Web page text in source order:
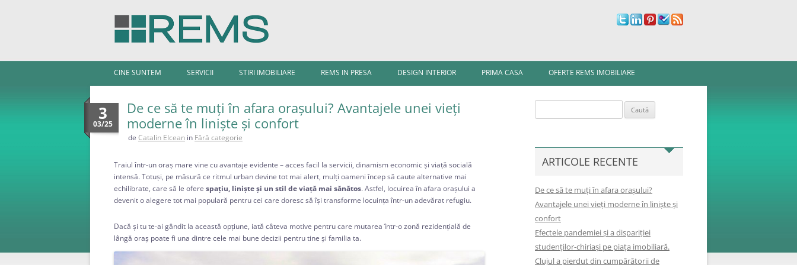
Sari
la
conținut
CINE SUNTEM SERVICII STIRI IMOBILIARE REMS IN PRESA DESIGN INTERIOR PRIMA CASA OFERTE REMS IMOBILIARE
3
03/25
De ce să te muți în afara orașului? Avantajele unei vieți
moderne în liniște și confort
de Catalin Elcean in Fără categorie
Traiul într-un oraș mare vine cu avantaje evidente – acces facil la servicii, dinamism economic și viață socială
intensă. Totuși, pe măsură ce ritmul urban devine tot mai alert, mulți oameni încep să caute alternative mai
echilibrate, care să le ofere spațiu, liniște și un stil de viață mai sănătos. Astfel, locuirea în afara orașului a
devenit o alegere tot mai populară pentru cei care doresc să își transforme locuința într-un adevărat refugiu.
Dacă și tu te-ai gândit la această opțiune, iată câteva motive pentru care mutarea într-o zonă rezidențială de
lângă oraș poate fi una dintre cele mai bune decizii pentru tine și familia ta.
după:
ARTICOLE RECENTE
De ce să te muți în afara orașului?
Avantajele unei vieți moderne în liniște și
confort
Efectele pandemiei și a dispariției
studenților-chiriași pe piața imobiliară.
Clujul a pierdut din cumpărătorii de